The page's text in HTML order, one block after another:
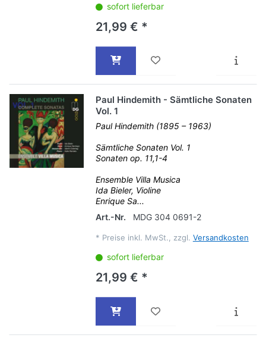
sofort lieferbar
21,99 € *
Paul Hindemith - Sämtliche Sonaten
Vol. 1
Paul Hindemith (1895 – 1963)
Sämtliche Sonaten Vol. 1
Sonaten op. 11,1-4
Ensemble Villa Musica
Ida Bieler, Violine
Enrique Sa...
Art.-Nr.
MDG 304 0691-2
* Preise inkl. MwSt., zzgl. Versandkosten
sofort lieferbar
21,99 € *